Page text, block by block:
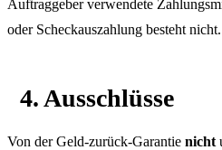
Auftraggeber verwendete
oder Scheckauszahlung besteht nicht.
4. Ausschlüsse
Von der Geld-zurück-Garantie nicht